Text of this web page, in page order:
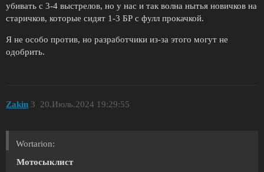
убивать с 3-4 выстрелов, но у нас и так волна нытья новичков на
старичков, которые сидят 1-3 БР с фулл прокачкой.
Я не особо против, но разработчики из-за этого могут не
одобрить.
Zakin 20.Июль.2024 19:29:55
3
Wortarion:
Мотосыклист